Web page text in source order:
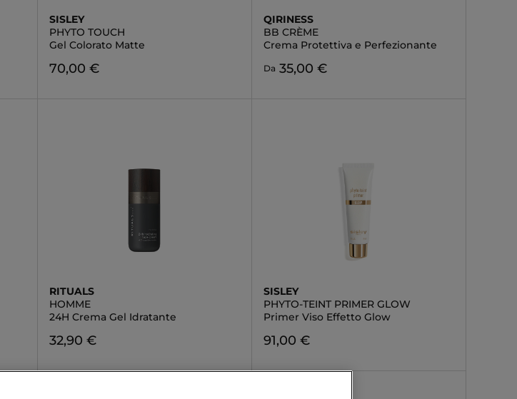
SISLEY
PHYTO TOUCH
Gel Colorato Matte
70,00 €
QIRINESS
BB CRÈME
Crema Protettiva e Perfezionante
Da 35,00 €
RITUALS
HOMME
24H Crema Gel Idratante
32,90 €
SISLEY
PHYTO-TEINT PRIMER GLOW
Primer Viso Effetto Glow
91,00 €